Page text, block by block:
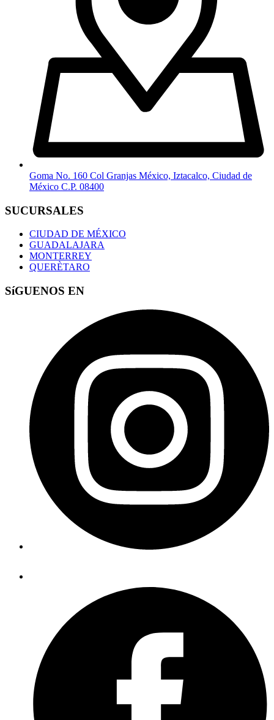
Goma No. 160 Col Granjas México, Iztacalco, Ciudad de
México C.P. 08400
SUCURSALES
CIUDAD DE MÉXICO
GUADALAJARA
MONTERREY
QUERÈTARO
SíGUENOS EN